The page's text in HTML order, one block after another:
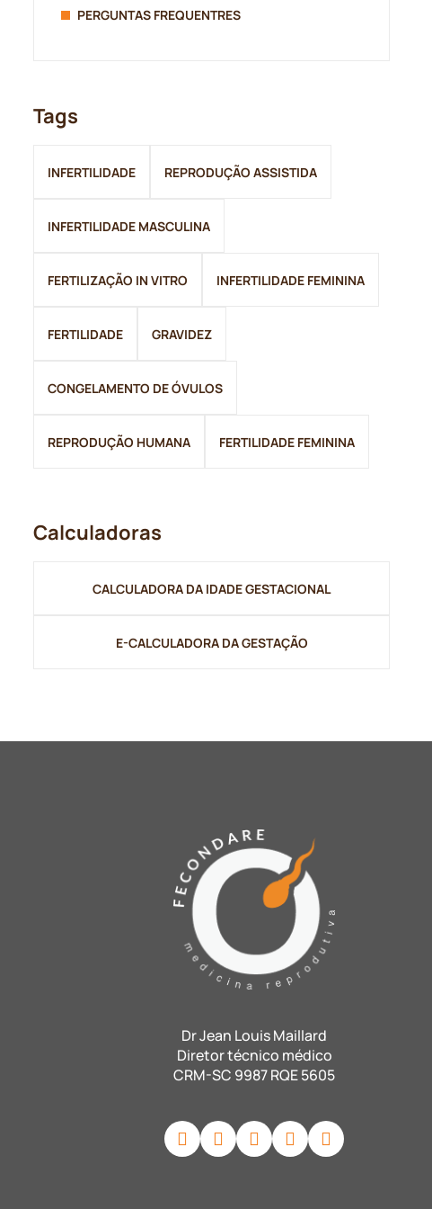
PERGUNTAS FREQUENTRES
Tags
INFERTILIDADE REPRODUÇÃO ASSISTIDA
INFERTILIDADE MASCULINA
FERTILIZAÇÃO IN VITRO INFERTILIDADE FEMININA
FERTILIDADE GRAVIDEZ
CONGELAMENTO DE ÓVULOS
REPRODUÇÃO HUMANA FERTILIDADE FEMININA
Calculadoras
CALCULADORA DA IDADE GESTACIONAL
E-CALCULADORA DA GESTAÇÃO
Dr Jean Louis Maillard
Diretor técnico médico
CRM-SC 9987 RQE 5605